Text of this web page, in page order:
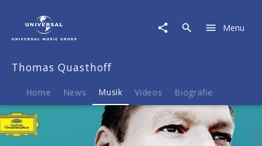
Quasthoff
Musik
It's
Thomas
Quasthoff:
Lieder
Menu
Thomas Quasthoff
Home News Musik Videos Biografie